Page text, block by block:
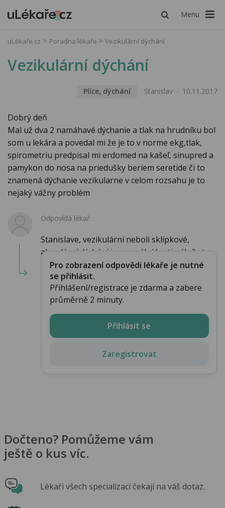
Menu
uLékaře.cz Poradna lékaře Vezikulární dýchání
Vezikulární dýchání
Plíce, dýchání Stanislav 10.11.2017
Dobrý deň
Mal už dva 2 namáhavé dýchanie a tlak na hrudníku bol
som u lekára a povedal mi že je to v norme ekg,tlak,
spirometriu predpisal mi erdomed na kašeľ, sinupred a
pamykon do nosa na priedušky beriem seretide či to
znamená dýchanie vezikularne v celom rozsahu je to
nejaký vážny problém
Odpovídá lékař:
Stanislave, vezikulární neboli sklípkové,
alveolární dýchání je normální (optimální) st...
Pro zobrazení odpovědi lékaře je nutné
se přihlásit.
Přihlášení/registrace je zdarma a zabere
průměrně 2 minuty.
Přihlásit se
Zaregistrovat
Dočteno? Pomůžeme vám
ještě o kus víc.
Lékaři všech specializací čekají na váš dotaz.